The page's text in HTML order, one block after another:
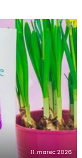
11. marec 2026